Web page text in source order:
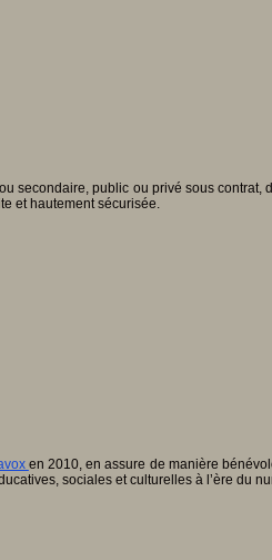
secondaire, public ou privé sous
et hautement sécurisée.
en 2010, en assure de manière
sociales et culturelles à l’ère du